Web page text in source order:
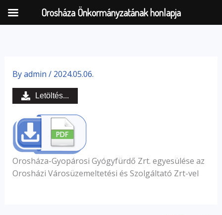
content
Byadmin / 2024.05.06.
Orosháza-Gyopárosi Gyógyfürdő Zrt. egyesülése az
Orosházi Városüzemeltetési és Szolgáltató Zrt-vel
Letöltés...
Orosháza Önkormányzatának honlapja